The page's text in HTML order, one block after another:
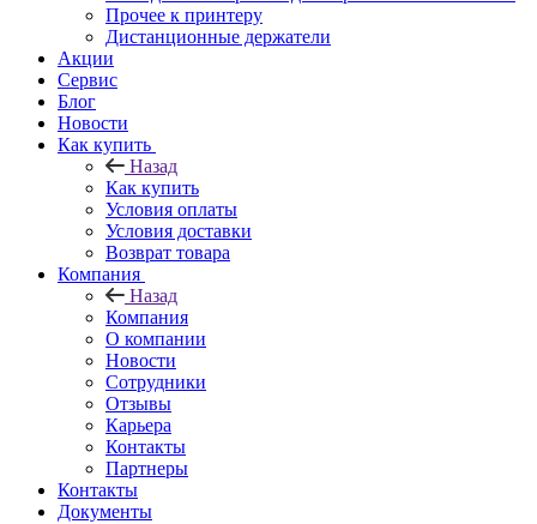
Прочее к принтеру
Дистанционные держатели
Акции
Сервис
Блог
Новости
Как купить
Назад
Как купить
Условия оплаты
Условия доставки
Возврат товара
Компания
Назад
Компания
О компании
Новости
Сотрудники
Отзывы
Карьера
Контакты
Партнеры
Контакты
Документы